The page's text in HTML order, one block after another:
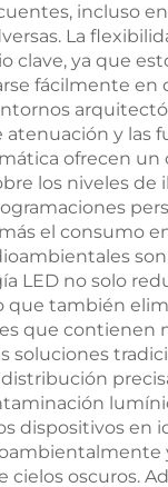
incluso
La
clave, ya que
fácilmente en
atenuación y las
ofrecen un
los niveles de
el consumo
son
LED no solo
que también
que contienen
soluciones
dispositivos en
cielos oscuros.